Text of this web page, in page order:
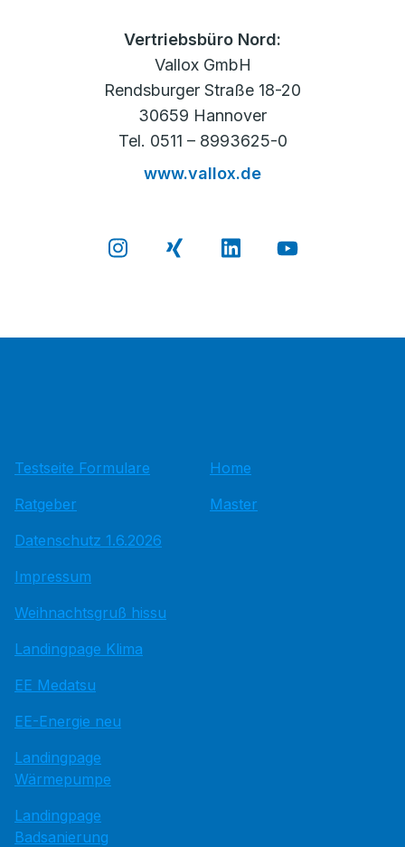
Vertriebsbüro Nord:
Vallox GmbH
Rendsburger Straße 18-20
30659 Hannover
Tel. 0511 – 8993625-0
www.vallox.de
Testseite Formulare
Ratgeber
Datenschutz 1.6.2026
Impressum
Weihnachtsgruß hissu
Landingpage Klima
EE Medatsu
EE-Energie neu
Landingpage
Wärmepumpe
Landingpage
Badsanierung
Home
Master